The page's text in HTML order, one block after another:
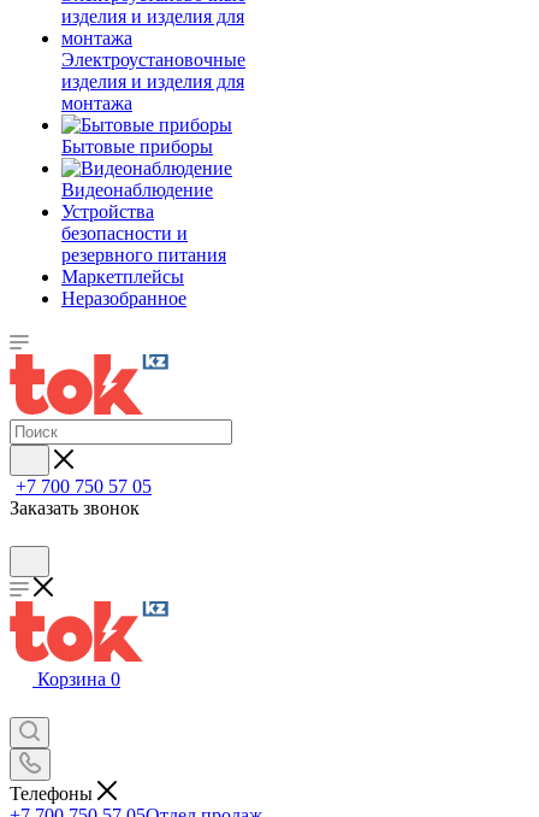
Электроустановочные
изделия и изделия для
монтажа
Бытовые приборы
Видеонаблюдение
Устройства
безопасности и
резервного питания
Маркетплейсы
Неразобранное
+7 700 750 57 05
Заказать звонок
Корзина 0
Телефоны